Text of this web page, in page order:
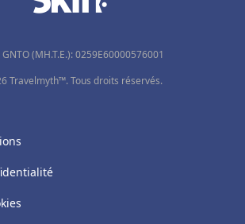
GNTO (MH.T.E.): 0259Ε60000576001
Travelmyth™. Tous droits réservés.